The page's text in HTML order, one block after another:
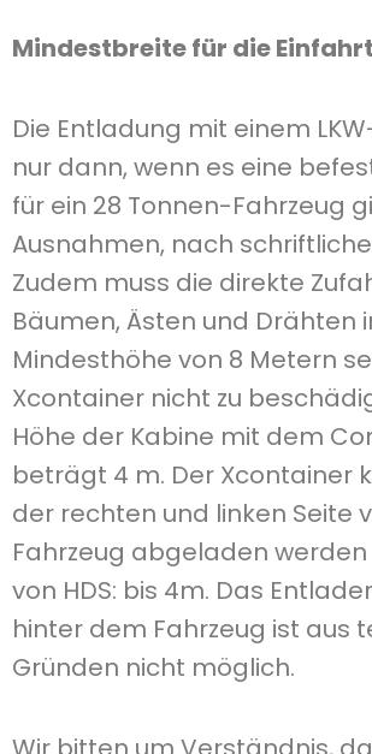
Mindestbreite für die
Die Entladung mit einem
nur dann, wenn es eine
für ein 28 Tonnen-Fahrzeug
Ausnahmen, nach
Zudem muss die direkte
Bäumen, Ästen und Drähten
Mindesthöhe von 8 Metern
Xcontainer nicht zu
Höhe der Kabine mit dem
beträgt 4 m. Der Xcontainer
der rechten und linken Seite
Fahrzeug abgeladen werden
von HDS: bis 4m. Das
hinter dem Fahrzeug ist aus
Gründen nicht möglich.